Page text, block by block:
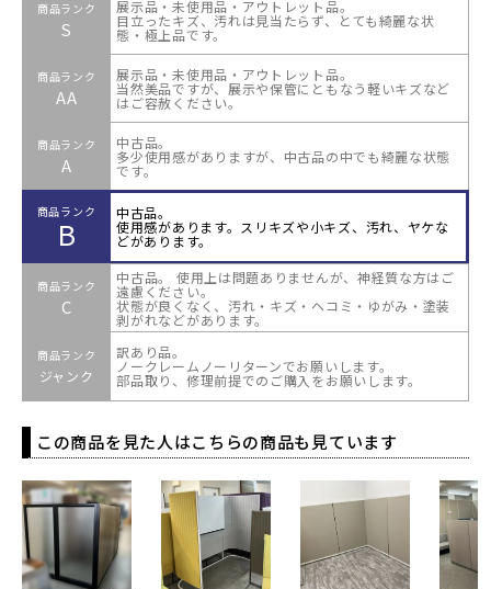
商品ランク
S
展示品・未使用品・アウトレット品。
目立ったキズ、汚れは見当たらず、とても綺麗な状
態・極上品です。
商品ランク
AA
展示品・未使用品・アウトレット品。
当然美品ですが、展示や保管にともなう軽いキズなど
はご容赦ください。
商品ランク
A
中古品。
多少使用感がありますが、中古品の中でも綺麗な状態
です。
商品ランク
B
中古品。
使用感があります。スリキズや小キズ、汚れ、ヤケな
どがあります。
商品ランク
C
中古品。 使用上は問題ありませんが、神経質な方はご
遠慮ください。
状態が良くなく、汚れ・キズ・ヘコミ・ゆがみ・塗装
剥がれなどがあります。
商品ランク
ジャンク
訳あり品。
ノークレームノーリターンでお願いします。
部品取り、修理前提でのご購入をお願いします。
この商品を見た人はこちらの商品も見ています